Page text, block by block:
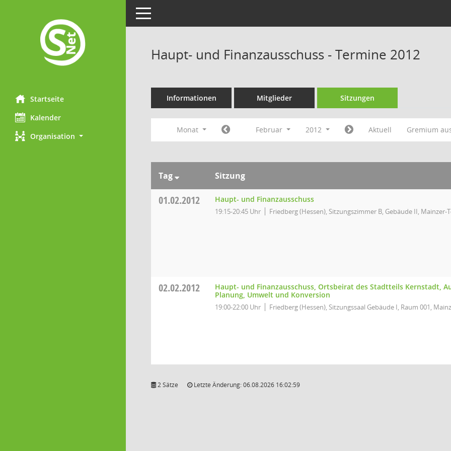
Startseite
Kalender
Organisation
Toggle navigation
Haupt- und Finanzausschuss - Termine 2012
Informationen Mitglieder Sitzungen
Monat Februar 2012 Aktuell Gremium
Tag Sitzung
01.02.2012 Haupt- und Finanzausschuss
19:15-20:45 Uhr Friedberg (Hessen), Sitzungszimmer B, Gebäude II, Mainzer-
02.02.2012
Haupt- und Finanzausschuss, Ortsbeirat des Stadtteils Kernstadt,
Planung, Umwelt und Konversion
19:00-22:00 Uhr Friedberg (Hessen), Sitzungssaal Gebäude I, Raum 001,
2 Sätze Letzte Änderung: 06.08.2026 16:02:59